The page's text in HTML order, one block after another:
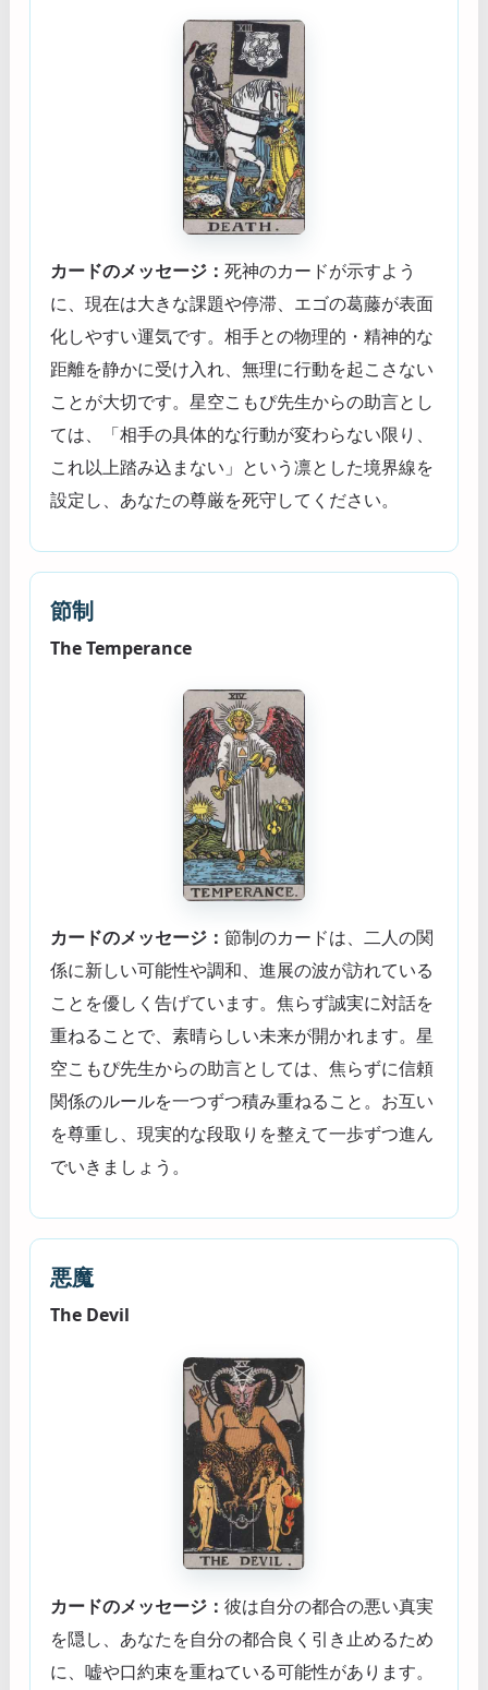
カードのメッセージ： 死神のカードが示すよう
に、現在は大きな課題や停滞、エゴの葛藤が表面
化しやすい運気です。相手との物理的・精神的な
距離を静かに受け入れ、無理に行動を起こさない
ことが大切です。星空こもぴ先生からの助言とし
ては、「相手の具体的な行動が変わらない限り、
これ以上踏み込まない」という凛とした境界線を
設定し、あなたの尊厳を死守してください。
節制
The Temperance
カードのメッセージ： 節制のカードは、二人の関
係に新しい可能性や調和、進展の波が訪れている
ことを優しく告げています。焦らず誠実に対話を
重ねることで、素晴らしい未来が開かれます。星
空こもぴ先生からの助言としては、焦らずに信頼
関係のルールを一つずつ積み重ねること。お互い
を尊重し、現実的な段取りを整えて一歩ずつ進ん
でいきましょう。
悪魔
The Devil
カードのメッセージ： 彼は自分の都合の悪い真実
を隠し、あなたを自分の都合良く引き止めるため
に、嘘や口約束を重ねている可能性があります。